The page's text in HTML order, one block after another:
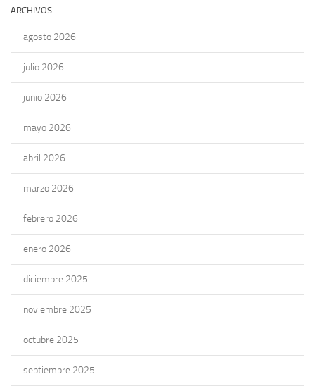
ARCHIVOS
agosto 2026
julio 2026
junio 2026
mayo 2026
abril 2026
marzo 2026
febrero 2026
enero 2026
diciembre 2025
noviembre 2025
octubre 2025
septiembre 2025